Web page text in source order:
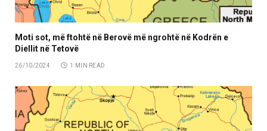
Moti sot, më ftohtë në Berovë më ngrohtë në Kodrën e
Diellit në Tetovë
26/10/2024 1 MIN READ